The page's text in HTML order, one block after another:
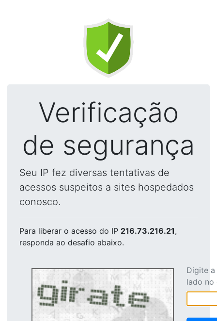
Verificação
de segurança
Seu IP fez diversas tentativas de
acessos suspeitos a sites hospedados
conosco.
Para liberar o acesso do IP 216.73.216.21,
responda ao desafio abaixo.
Digite
lado no